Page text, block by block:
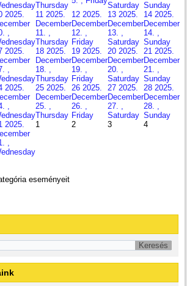
Thursday
Saturday Sunday
2025.
,
11 2025.
December
11. ,
Thursday
12 2025.
December
12. ,
Friday
13 2025.
December
13. ,
Saturday
14 2025.
December
14. ,
Sunday
2025.
,
18 2025.
December
18. ,
Thursday
19 2025.
December
19. ,
Friday
20 2025.
December
20. ,
Saturday
21 2025.
December
21. ,
Sunday
2025.
,
25 2025.
December
25. ,
Thursday
26 2025.
December
26. ,
Friday
27 2025.
December
27. ,
Saturday
28 2025.
December
28. ,
Sunday
2025.
,
1 2 3 4
eseményeit